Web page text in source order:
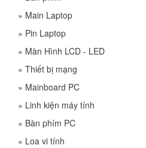
» Main Laptop
» Pin Laptop
» Màn Hình LCD - LED
» Thiết bị mạng
» Mainboard PC
» Linh kiện máy tính
» Bàn phím PC
» Loa vi tính